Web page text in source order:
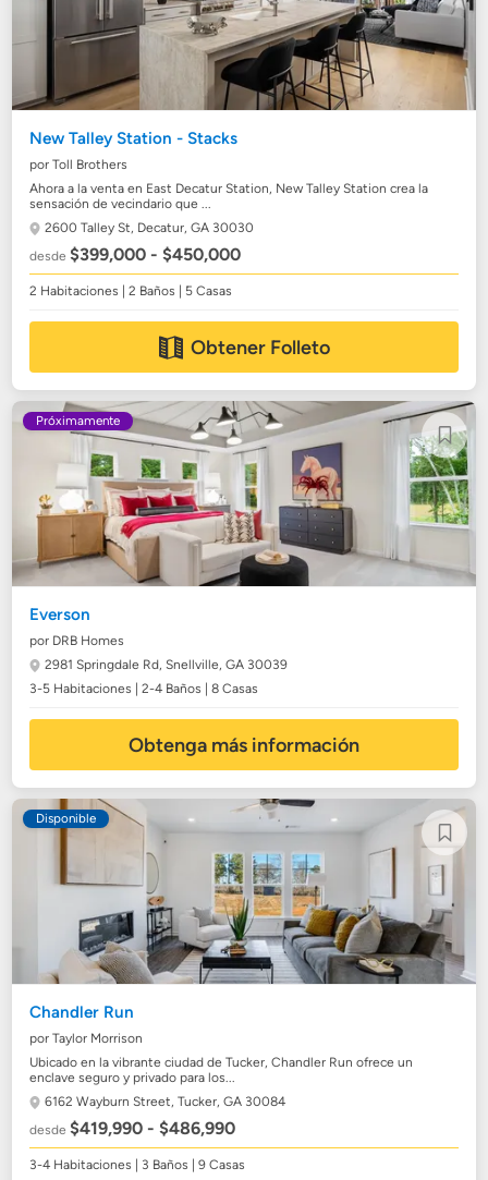
New Talley Station - Stacks
por Toll Brothers
Ahora a la venta en East Decatur Station, New Talley Station crea la
sensación de vecindario que ...
2600 Talley St, Decatur, GA 30030
desde$399,000 - $450,000
2 Habitaciones | 2 Baños | 5 Casas
Obtener Folleto
Próximamente
Everson
por DRB Homes
2981 Springdale Rd,Snellville, GA 30039
3-5 Habitaciones | 2-4 Baños | 8 Casas
Obtenga más información
Disponible
Chandler Run
por Taylor Morrison
Ubicado en la vibrante ciudad de Tucker, Chandler Run ofrece un
enclave seguro y privado para los...
6162 Wayburn Street,Tucker, GA 30084
desde$419,990 - $486,990
3-4 Habitaciones | 3 Baños | 9 Casas